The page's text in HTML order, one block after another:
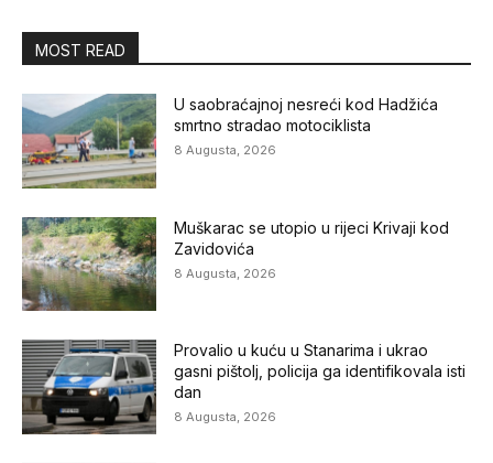
MOST READ
U saobraćajnoj nesreći kod Hadžića
smrtno stradao motociklista
8 Augusta, 2026
Muškarac se utopio u rijeci Krivaji kod
Zavidovića
8 Augusta, 2026
Provalio u kuću u Stanarima i ukrao
gasni pištolj, policija ga identifikovala isti
dan
8 Augusta, 2026